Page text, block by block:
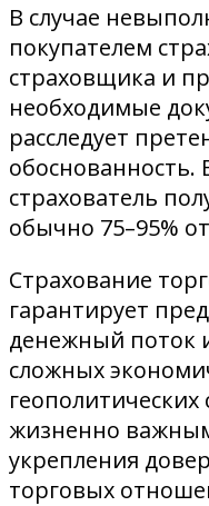
В случае
покупателем
страховщика и
необходимые
расследует
обоснованность.
страхователь
обычно 75–95%
Страхование
гарантирует
денежный поток
сложных
жизненно
укрепления
торговых